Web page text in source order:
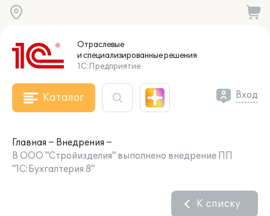
Отраслевые
и специализированныерешения
1С:Предприятие
Каталог Вход
Главная
Внедрения
В ООО "Стройизделия" выполнено внедрение ПП
"1С:Бухгалтерия 8"
К списку